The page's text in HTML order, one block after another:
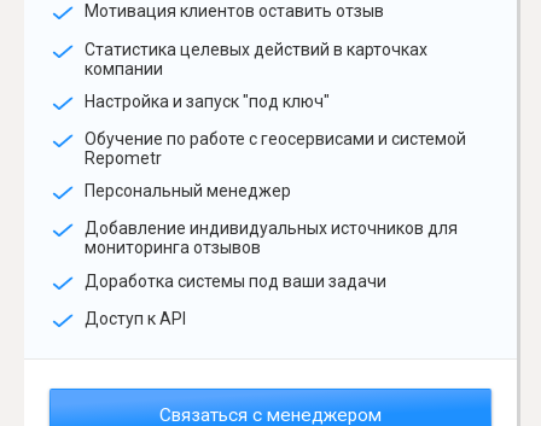
Мотивация клиентов оставить отзыв
Статистика целевых действий в карточках
компании
Настройка и запуск "под ключ"
Обучение по работе с геосервисами и системой
Repometr
Персональный менеджер
Добавление индивидуальных источников для
мониторинга отзывов
Доработка системы под ваши задачи
Доступ к API
Связаться с менеджером